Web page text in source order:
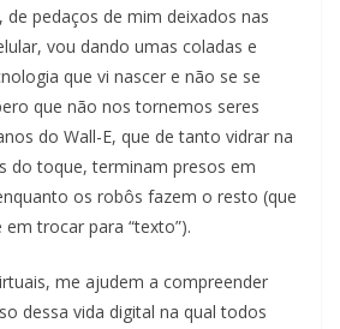
pedaços de mim deixados nas
vou dando umas coladas e
que vi nascer e não se se
que não nos tornemos seres
do Wall-E, que de tanto vidrar na
do toque, terminam presos em
os robôs fazem o resto (que
trocar para “texto”).
me ajudem a compreender
dessa vida digital na qual todos